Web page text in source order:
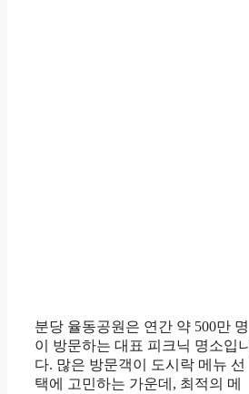
분당 율동공원은 연간 약 500만 명
이 방문하는 대표 피크닉 명소입니
다. 많은 방문객이 도시락 메뉴 선
택에 고민하는 가운데, 최적의 메